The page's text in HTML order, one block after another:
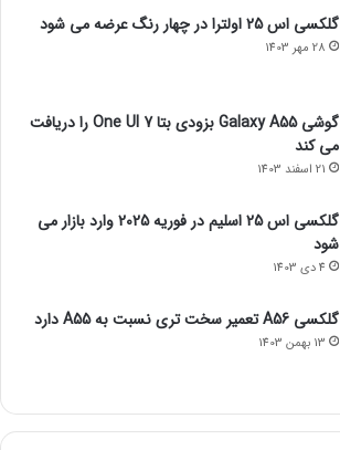
گلکسی اس 25 اولترا در چهار رنگ عرضه می شود
28 مهر 1403
گوشی Galaxy A55 بزودی بتا One UI 7 را دریافت
می کند
21 اسفند 1403
گلکسی اس 25 اسلیم در فوریه 2025 وارد بازار می
شود
4 دی 1403
گلکسی A56 تعمیر سخت تری نسبت به A55 دارد
13 بهمن 1403